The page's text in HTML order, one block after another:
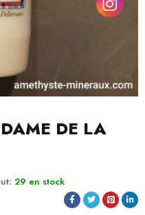
DE LA
29 en stock